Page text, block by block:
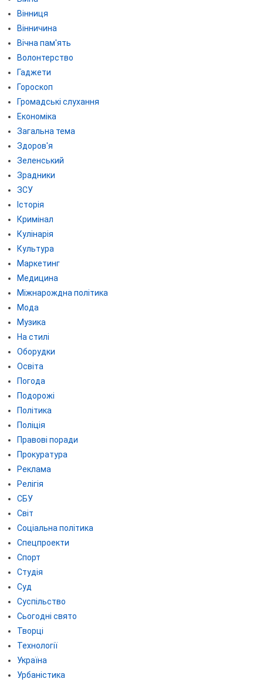
Вінниця
Вінничина
Вічна пам'ять
Волонтерство
Гаджети
Гороскоп
Громадські слухання
Економіка
Загальна тема
Здоров'я
Зеленський
Зрадники
ЗСУ
Історія
Кримінал
Кулінарія
Культура
Маркетинг
Медицина
Міжнарождна політика
Мода
Музика
На стилі
Оборудки
Освіта
Погода
Подорожі
Політика
Поліція
Правові поради
Прокуратура
Реклама
Релігія
СБУ
Світ
Соціальна політика
Спецпроекти
Спорт
Студія
Суд
Суспільство
Сьогодні свято
Творці
Технології
Україна
Урбаністика